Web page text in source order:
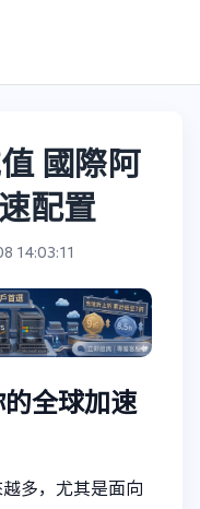
國際阿
配置
14:03:11
全球加速
多，尤其是面向